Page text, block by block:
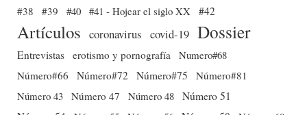
#38
#39 #40 #41 - Hojear el siglo XX #42
Artículos coronavirus covid-19 Dossier
Entrevistas erotismo y pornografía
Numero#68
Número#66
Número#72 Número#75
Número#81
Número 43 Número 47 Número 48 Número 51